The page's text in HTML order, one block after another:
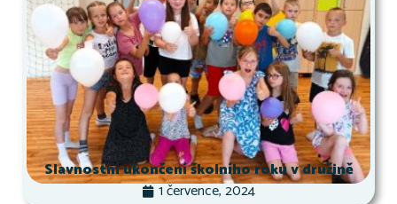
Slavnostní ukončení školního roku v družině
1 července, 2024